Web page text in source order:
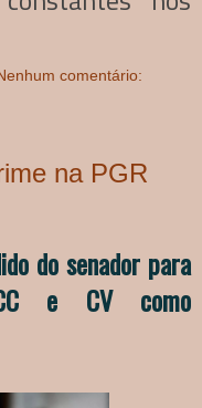
comentário:
na PGR
do senador para
e CV como